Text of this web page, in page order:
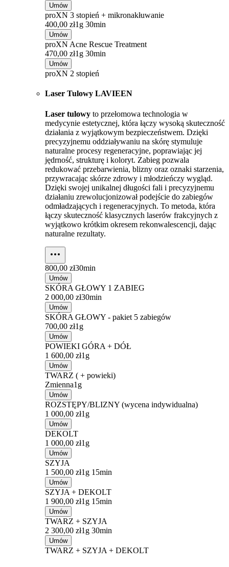
Umów
proXN 3 stopień + mikronakłuwanie
400,00 zł1g 30min
Umów
proXN Acne Rescue Treatment
470,00 zł1g 30min
Umów
proXN 2 stopień
Laser Tulowy LAVIEEN
Laser tulowy to przełomowa technologia w
medycynie estetycznej, która łączy wysoką skuteczność
działania z wyjątkowym bezpieczeństwem. Dzięki
precyzyjnemu oddziaływaniu na skórę stymuluje
naturalne procesy regeneracyjne, poprawiając jej
jędrność, strukturę i koloryt. Zabieg pozwala
redukować przebarwienia, blizny oraz oznaki starzenia,
przywracając skórze zdrowy i młodzieńczy wygląd.
Dzięki swojej unikalnej długości fali i precyzyjnemu
działaniu zrewolucjonizował podejście do zabiegów
odmładzających i regeneracyjnych. To metoda, która
łączy skuteczność klasycznych laserów frakcyjnych z
wyjątkowo krótkim okresem rekonwalescencji, dając
naturalne rezultaty.
800,00 zł30min
Umów
SKÓRA GŁOWY 1 ZABIEG
2 000,00 zł30min
Umów
SKÓRA GŁOWY - pakiet 5 zabiegów
700,00 zł1g
Umów
POWIEKI GÓRA + DÓŁ
1 600,00 zł1g
Umów
TWARZ ( + powieki)
Zmienna1g
Umów
ROZSTĘPY/BLIZNY (wycena indywidualna)
1 000,00 zł1g
Umów
DEKOLT
1 000,00 zł1g
Umów
SZYJA
1 500,00 zł1g 15min
Umów
SZYJA + DEKOLT
1 900,00 zł1g 15min
Umów
TWARZ + SZYJA
2 300,00 zł1g 30min
Umów
TWARZ + SZYJA + DEKOLT